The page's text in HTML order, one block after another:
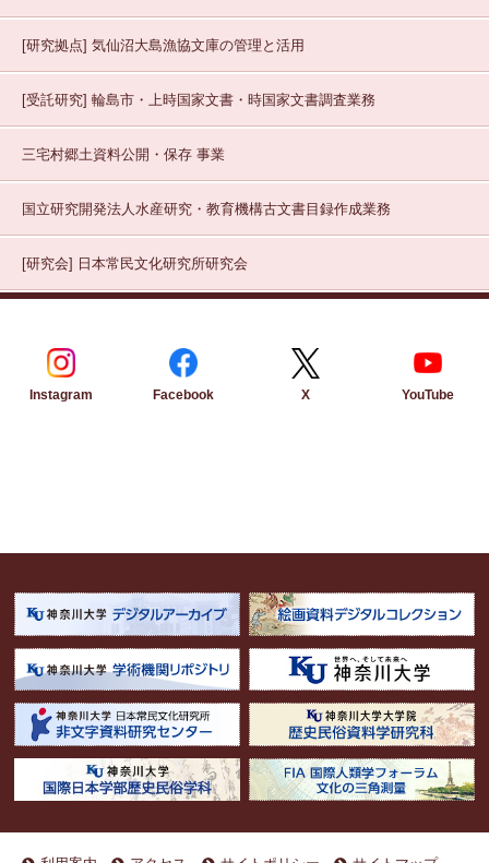
[研究拠点] 気仙沼大島漁協文庫の管理と活用
[受託研究] 輪島市・上時国家文書・時国家文書調査業務
三宅村郷土資料公開・保存 事業
国立研究開発法人水産研究・教育機構古文書目録作成業務
[研究会] 日本常民文化研究所研究会
Instagram Facebook X YouTube